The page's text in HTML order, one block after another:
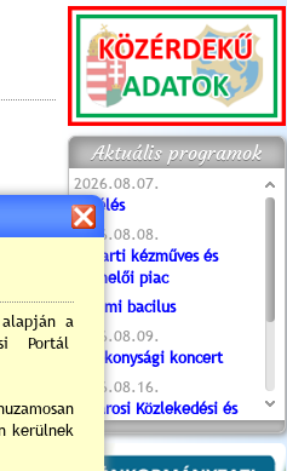
Aktuális programok
2026.08.07.
Túlélés
2026.08.08.
Tóparti kézműves és
termelői piac
Valami bacilus
2026.08.09.
Jótékonysági koncert
2026.08.16.
Újvárosi Közlekedési és
Sportnap
2026.08.19.